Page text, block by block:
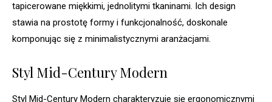
tapicerowane miękkimi, jednolitymi tkaninami. Ich design
stawia na prostotę formy i funkcjonalność, doskonale
komponując się z minimalistycznymi aranżacjami.
Styl Mid-Century Modern
Styl Mid-Century Modern charakteryzuje się ergonomicznymi